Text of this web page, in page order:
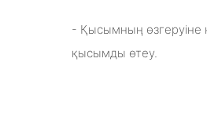
- Қысымның өзгеруіне
қысымды өтеу.